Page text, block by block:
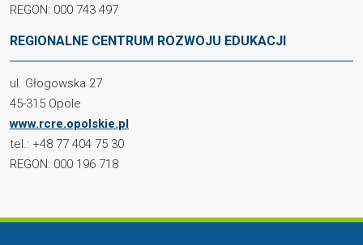
REGON: 000 743 497
REGIONALNE CENTRUM ROZWOJU EDUKACJI
ul. Głogowska 27
45-315 Opole
www.rcre.opolskie.pl
tel.: +48 77 404 75 30
REGON: 000 196 718